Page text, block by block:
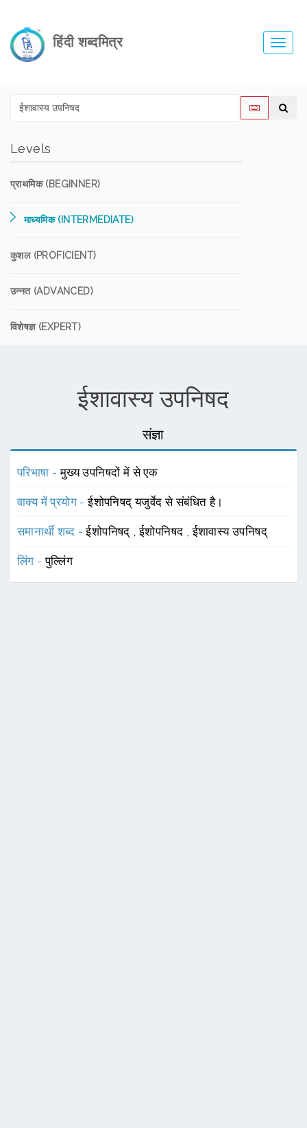
हिंदी शब्दमित्र
Levels
प्राथमिक (BEGINNER)
माध्यमिक (INTERMEDIATE)
कुशल (PROFICIENT)
उन्नत (ADVANCED)
विशेषज्ञ (EXPERT)
ईशावास्य उपनिषद
संज्ञा
परिभाषा -मुख्य उपनिषदों में से एक
वाक्य में प्रयोग -ईशोपनिषद् यजुर्वेद से संबंधित है।
समानार्थी शब्द -ईशोपनिषद् ,ईशोपनिषद ,ईशावास्य उपनिषद्
लिंग -पुल्लिंग